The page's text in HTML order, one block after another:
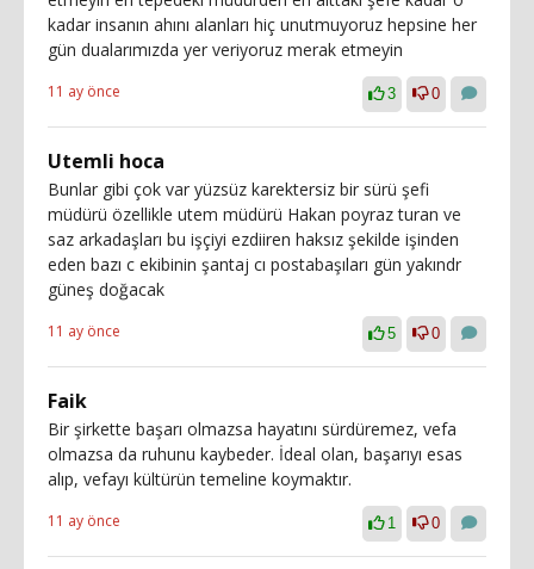
kadar insanın ahını alanları hiç unutmuyoruz hepsine her
gün dualarımızda yer veriyoruz merak etmeyin
11 ay önce 3 0
Utemli hoca
Bunlar gibi çok var yüzsüz karektersiz bir sürü şefi
müdürü özellikle utem müdürü Hakan poyraz turan ve
saz arkadaşları bu işçiyi ezdiiren haksız şekilde işinden
eden bazı c ekibinin şantaj cı postabaşıları gün yakındr
güneş doğacak
11 ay önce 5 0
Faik
Bir şirkette başarı olmazsa hayatını sürdüremez, vefa
olmazsa da ruhunu kaybeder. İdeal olan, başarıyı esas
alıp, vefayı kültürün temeline koymaktır.
11 ay önce 1 0